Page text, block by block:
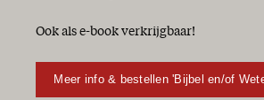
Ook als e-book verkrijgbaar!
Meer info & bestellen 'Bijbel en/of